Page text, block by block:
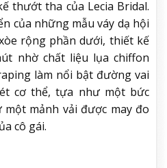
thướt tha của Lecia Bridal.
của những mẫu váy dạ hội
rộng phần dưới, thiết kế
nhờ chất liệu lụa chiffon
làm nổi bật đường vai
cơ thể, tựa như một bức
mảnh vải được may đo
cô gái.